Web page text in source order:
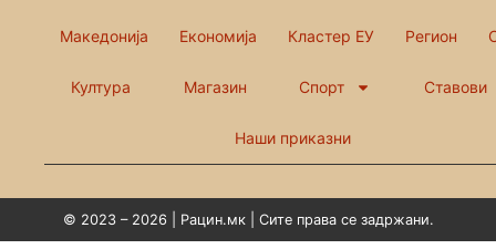
Македонија Економија Кластер ЕУ Регион
Култура Магазин Спорт Ставови
Наши приказни
© 2023 – 2026 | Рацин.мк | Сите права се задржани.